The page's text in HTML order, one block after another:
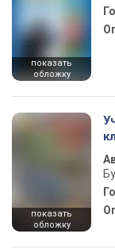
показать
обложку
показать
обложку